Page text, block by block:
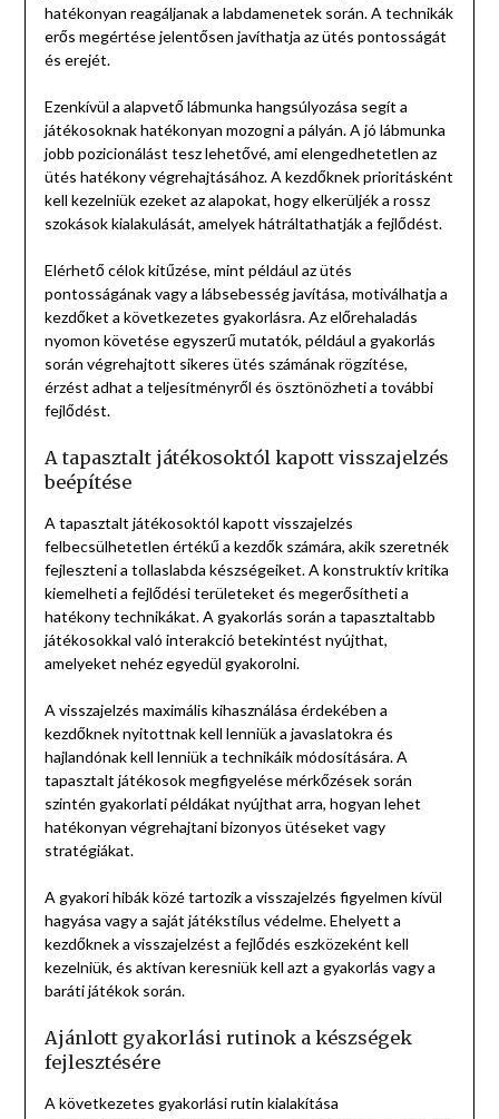
hatékonyan reagáljanak a labdamenetek során. A technikák
erős megértése jelentősen javíthatja az ütés pontosságát
és erejét.
Ezenkívül a alapvető lábmunka hangsúlyozása segít a
játékosoknak hatékonyan mozogni a pályán. A jó lábmunka
jobb pozicionálást tesz lehetővé, ami elengedhetetlen az
ütés hatékony végrehajtásához. A kezdőknek prioritásként
kell kezelniük ezeket az alapokat, hogy elkerüljék a rossz
szokások kialakulását, amelyek hátráltathatják a fejlődést.
Elérhető célok kitűzése, mint például az ütés
pontosságának vagy a lábsebesség javítása, motiválhatja a
kezdőket a következetes gyakorlásra. Az előrehaladás
nyomon követése egyszerű mutatók, például a gyakorlás
során végrehajtott sikeres ütés számának rögzítése,
érzést adhat a teljesítményről és ösztönözheti a további
fejlődést.
A tapasztalt játékosoktól kapott visszajelzés
beépítése
A tapasztalt játékosoktól kapott visszajelzés
felbecsülhetetlen értékű a kezdők számára, akik szeretnék
fejleszteni a tollaslabda készségeiket. A konstruktív kritika
kiemelheti a fejlődési területeket és megerősítheti a
hatékony technikákat. A gyakorlás során a tapasztaltabb
játékosokkal való interakció betekintést nyújthat,
amelyeket nehéz egyedül gyakorolni.
A visszajelzés maximális kihasználása érdekében a
kezdőknek nyitottnak kell lenniük a javaslatokra és
hajlandónak kell lenniük a technikáik módosítására. A
tapasztalt játékosok megfigyelése mérkőzések során
szintén gyakorlati példákat nyújthat arra, hogyan lehet
hatékonyan végrehajtani bizonyos ütéseket vagy
stratégiákat.
A gyakori hibák közé tartozik a visszajelzés figyelmen kívül
hagyása vagy a saját játékstílus védelme. Ehelyett a
kezdőknek a visszajelzést a fejlődés eszközeként kell
kezelniük, és aktívan keresniük kell azt a gyakorlás vagy a
baráti játékok során.
Ajánlott gyakorlási rutinok a készségek
fejlesztésére
A következetes gyakorlási rutin kialakítása